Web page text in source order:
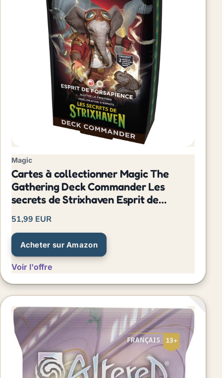
Magic
Cartes à collectionner Magic The
Gathering Deck Commander Les
secrets de Strixhaven Esprit de
51,99 EUR
Acheter sur Amazon
Voir l'offre